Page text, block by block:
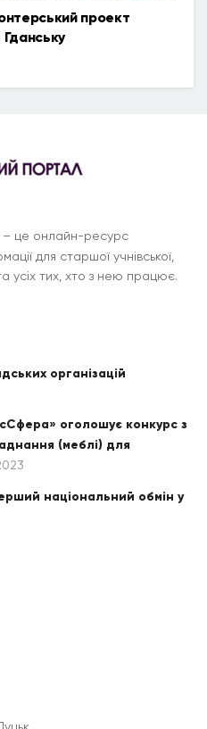
проект
– це онлайн-ресурс
для старшої учнівської,
усіх тих, хто з нею працює.
організацій
оголошує конкурс з
(меблі) для
національний обмін у